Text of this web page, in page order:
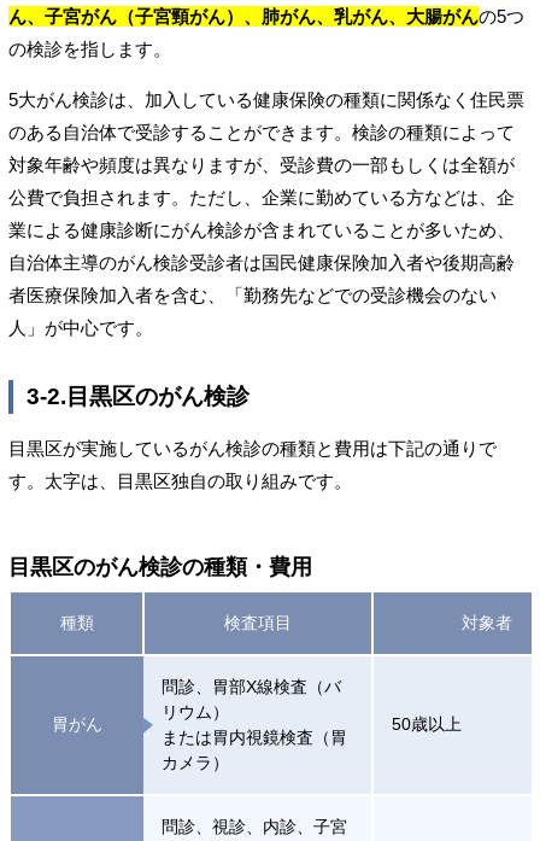
ん、子宮がん（子宮頸がん）、肺がん、乳がん、大腸がんの5つ
の検診を指します。
5大がん検診は、加入している健康保険の種類に関係なく住民票
のある自治体で受診することができます。検診の種類によって
対象年齢や頻度は異なりますが、受診費の一部もしくは全額が
公費で負担されます。ただし、企業に勤めている方などは、企
業による健康診断にがん検診が含まれていることが多いため、
自治体主導のがん検診受診者は国民健康保険加入者や後期高齢
者医療保険加入者を含む、「勤務先などでの受診機会のない
人」が中心です。
3-2.目黒区のがん検診
目黒区が実施しているがん検診の種類と費用は下記の通りで
す。太字は、目黒区独自の取り組みです。
目黒区のがん検診の種類・費用
種類 検査項目 対象者
胃がん
問診、胃部X線検査（バ
リウム）
または胃内視鏡検査（胃
カメラ）
50歳以上
問診、視診、内診、子宮